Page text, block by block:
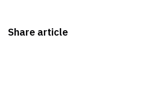
Share article